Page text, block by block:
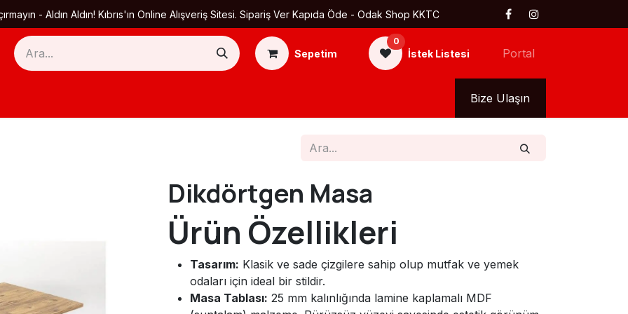
- Aldın Aldın! Kıbrıs'ın Online Alışveriş Sitesi. Sipariş Ver Kapıda Öde - Odak Shop KKTC
Sepetim
0
İstek Listesi Portal
Bize Ulaşın
Dikdörtgen Masa
Ürün Özellikleri
Tasarım: Klasik ve sade çizgilere sahip olup mutfak ve yemek
odaları için ideal bir stildir.
Masa Tablası: 25 mm kalınlığında lamine kaplamalı MDF